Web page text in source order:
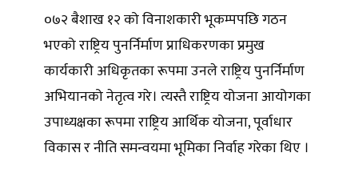
०७२ बैशाख १२ को विनाशकारी भूकम्पपछि गठन
भएको राष्ट्रिय पुनर्निर्माण प्राधिकरणका प्रमुख
कार्यकारी अधिकृतका रूपमा उनले राष्ट्रिय पुनर्निर्माण
अभियानको नेतृत्व गरे। त्यस्तै राष्ट्रिय योजना आयोगका
उपाध्यक्षका रूपमा राष्ट्रिय आर्थिक योजना, पूर्वाधार
विकास र नीति समन्वयमा भूमिका निर्वाह गरेका थिए ।